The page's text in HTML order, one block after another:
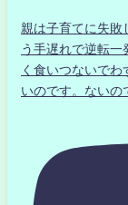
親は子育てに失敗
う手遅れで逆転一
く食いつないで
いのです。ないの